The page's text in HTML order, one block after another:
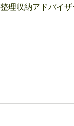
整理収納アドバイ